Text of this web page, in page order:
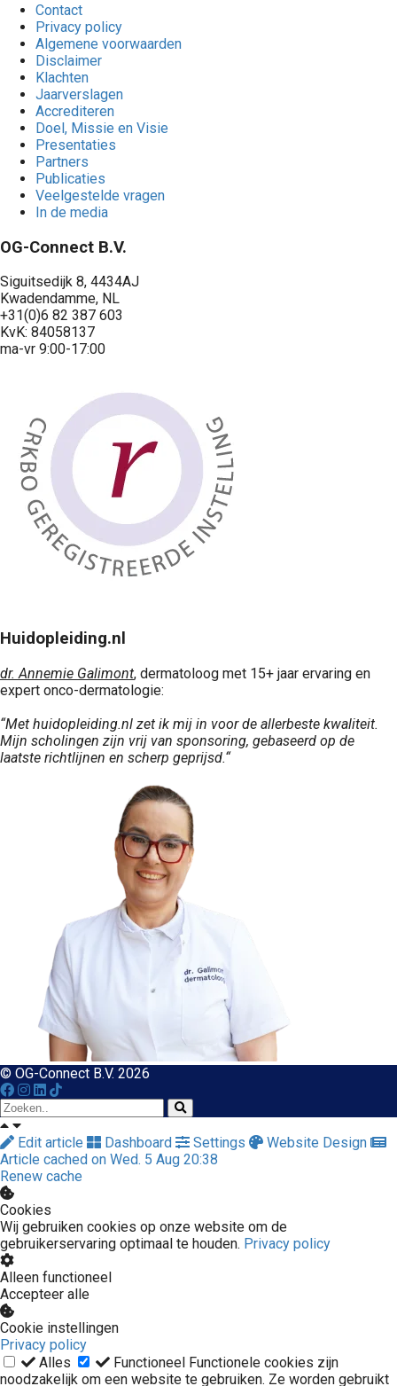
Contact
Privacy policy
Algemene voorwaarden
Disclaimer
Klachten
Jaarverslagen
Accrediteren
Doel, Missie en Visie
Presentaties
Partners
Publicaties
Veelgestelde vragen
In de media
OG-Connect B.V.
Siguitsedijk 8, 4434AJ
Kwadendamme, NL
+31(0)6 82 387 603
KvK: 84058137
ma-vr 9:00-17:00
Huidopleiding.nl
dr. Annemie Galimont, dermatoloog met 15+ jaar ervaring en
expert onco-dermatologie:
“Met huidopleiding.nl zet ik mij in voor de allerbeste kwaliteit.
Mijn scholingen zijn vrij van sponsoring, gebaseerd op de
laatste richtlijnen en scherp geprijsd.“
© OG-Connect B.V. 2026
Edit article Dashboard Settings
Website Design
Article cached on Wed. 5 Aug 20:38
Renew cache
Cookies
Wij gebruiken cookies op onze website om de
gebruikerservaring optimaal te houden. Privacy policy
Alleen functioneel
Accepteer alle
Cookie instellingen
Privacy policy
Alles
Functioneel Functionele cookies zijn
noodzakelijk om een website te gebruiken. Ze worden gebruikt